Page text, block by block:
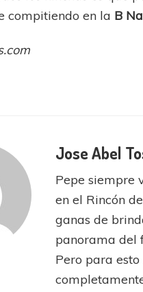
compitiendo en la B
Jose Abel
Pepe siempre
en el Rincón
ganas de
panorama del
Pero para